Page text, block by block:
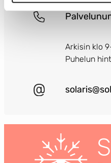
Arkisin klo
Puhelun